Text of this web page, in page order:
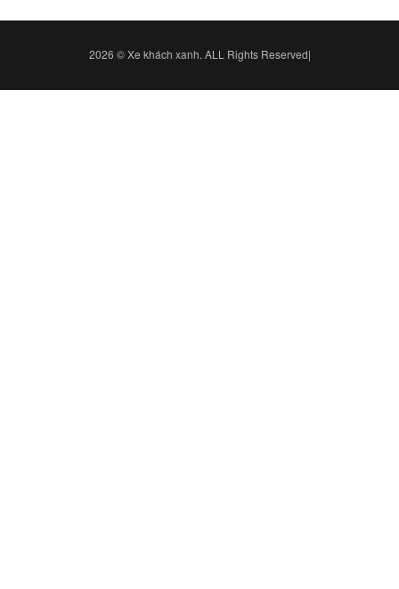
2026 © Xe khách xanh. ALL Rights Reserved|